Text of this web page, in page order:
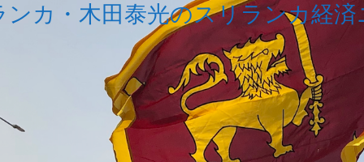
ンカ・木田泰光のスリランカ経済